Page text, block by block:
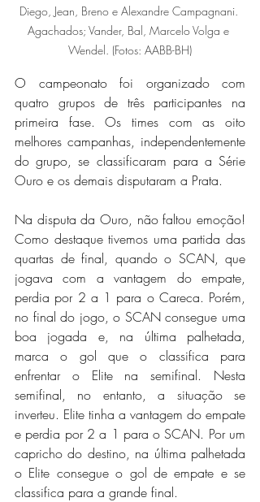
Diego, Jean, Breno e Alexandre Campagnani.
Agachados; Vander, Bal, Marcelo Volga e
Wendel. (Fotos: AABB-BH)
O campeonato foi organizado com
quatro grupos de três participantes na
primeira fase. Os times com as oito
melhores campanhas, independentemente
do grupo, se classificaram para a Série
Ouro e os demais disputaram a Prata.
Na disputa da Ouro, não faltou emoção!
Como destaque tivemos uma partida das
quartas de final, quando o SCAN, que
jogava com a vantagem do empate,
perdia por 2 a 1 para o Careca. Porém,
no final do jogo, o SCAN consegue uma
boa jogada e, na última palhetada,
marca o gol que o classifica para
enfrentar o Elite na semifinal. Nesta
semifinal, no entanto, a situação se
inverteu. Elite tinha a vantagem do empate
e perdia por 2 a 1 para o SCAN. Por um
capricho do destino, na última palhetada
o Elite consegue o gol de empate e se
classifica para a grande final.